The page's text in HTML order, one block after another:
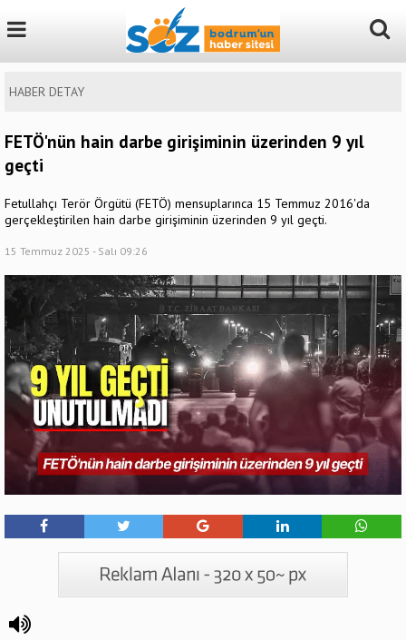
HABER DETAY
FETÖ'nün hain darbe girişiminin üzerinden 9 yıl
geçti
Fetullahçı Terör Örgütü (FETÖ) mensuplarınca 15 Temmuz 2016'da
gerçekleştirilen hain darbe girişiminin üzerinden 9 yıl geçti.
15 Temmuz 2025 - Salı 09:26